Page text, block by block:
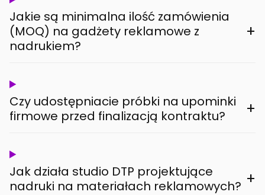
Jakie są minimalna ilość zamówienia
(MOQ) na gadżety reklamowe z
nadrukiem?
+
Czy udostępniacie próbki na upominki
firmowe przed finalizacją kontraktu?
+
Jak działa studio DTP projektujące
nadruki na materiałach reklamowych? +